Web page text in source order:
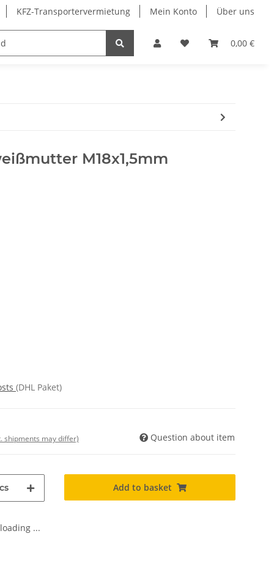
KFZ-Transportervermietung Mein Konto Über uns
0,00 €
M18x1,5mm
(DHL Paket)
shipments may differ) Question about item
Add to basket
...